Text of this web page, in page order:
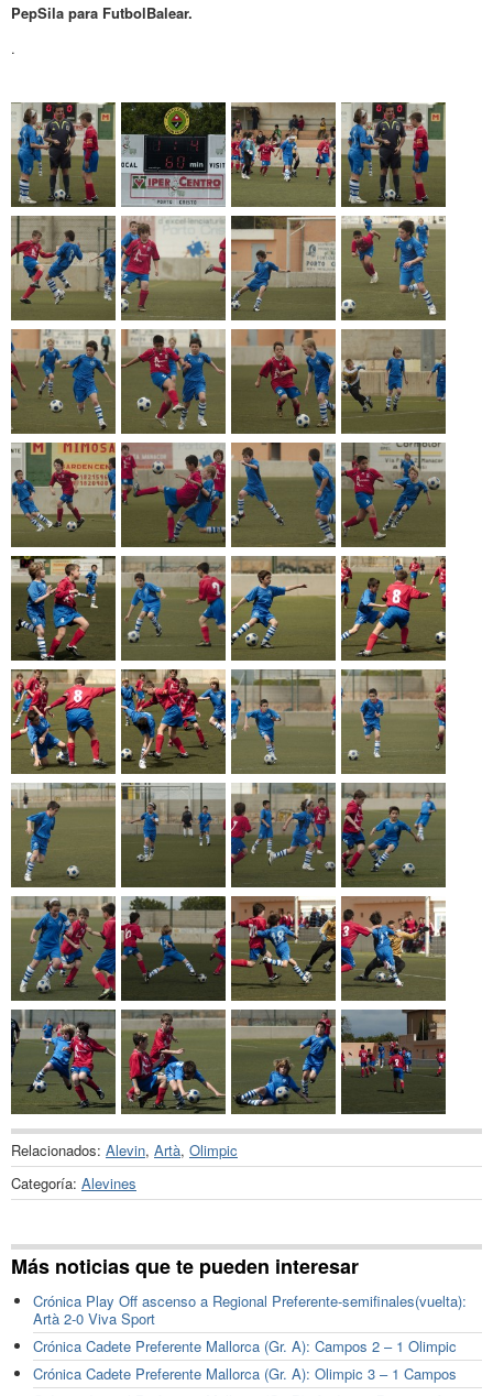
PepSila para FutbolBalear.
.
Relacionados: Alevin, Artà, Olimpic
Categoría: Alevines
Más noticias que te pueden interesar
Crónica Play Off ascenso a Regional Preferente-semifinales(vuelta):
Artà 2-0 Viva Sport
Crónica Cadete Preferente Mallorca (Gr. A): Campos 2 – 1 Olimpic
Crónica Cadete Preferente Mallorca (Gr. A): Olimpic 3 – 1 Campos